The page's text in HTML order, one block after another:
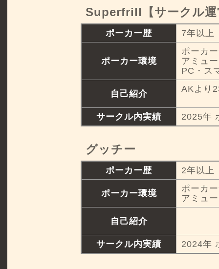
Superfrill【サークル運
ポーカー歴 7年以上
ポーカー環境
ポーカ
アミュ
PC・ス
自己紹介 AKより
サークル内実績 2025年
グッチー
ポーカー歴 2年以上
ポーカー環境
ポーカ
アミュ
自己紹介
サークル内実績 2024年